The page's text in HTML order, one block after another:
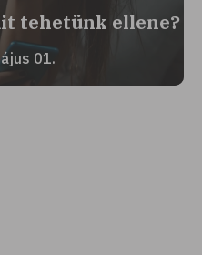
tehetünk ellene?
01.